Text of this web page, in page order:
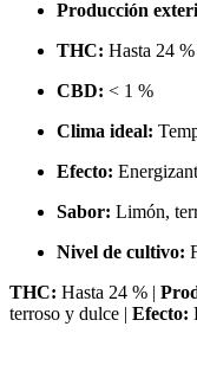
Producción
THC: Hasta 24 %
CBD: < 1 %
Clima ideal:
Efecto:
Sabor: Limón,
Nivel de cultivo:
THC: Hasta 24 % |
terroso y dulce | Efecto: